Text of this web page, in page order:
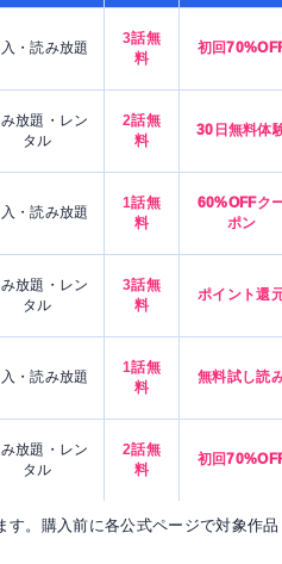
・読み放題
3話無
料
初回
放題・レン
タル
2話無
料
30日無料体
・読み放題
1話無
料
60%OFFク
ポン
放題・レン
タル
3話無
料
ポイント還
・読み放題
1話無
料
無料試し読
放題・レン
タル
2話無
料
初回
。購入前に各公式ページで対象作品